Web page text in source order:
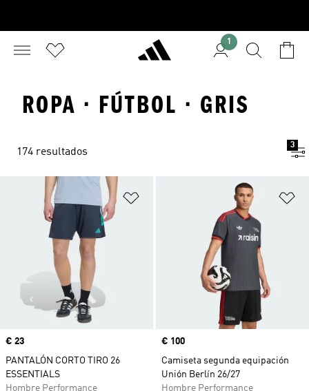
1
ROPA · FÚTBOL · GRIS
174 resultados
3
Añadir a la lista de deseos
Precio
€ 23
PANTALÓN CORTO TIRO 26
ESSENTIALS
Hombre Performance
Precio
€ 100
Camiseta segunda equipación
Unión Berlín 26/27
Hombre Performance